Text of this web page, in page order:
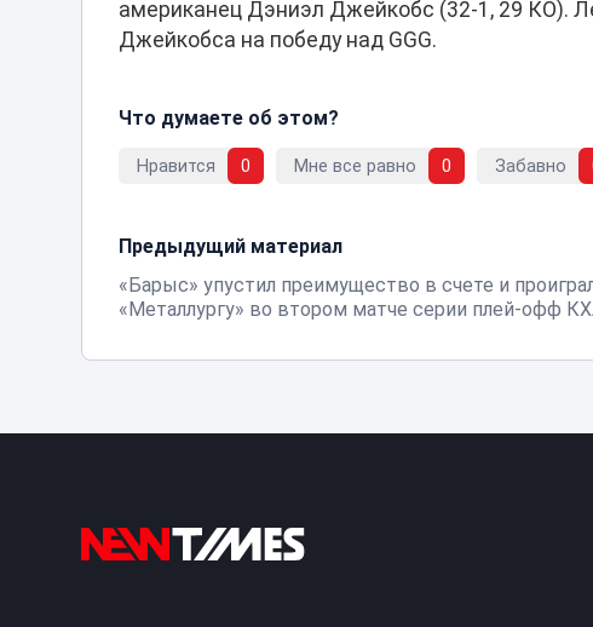
американец Дэниэл Джейкобс (32-1, 29 КО).
Джейкобса на победу над GGG.
Что думаете об этом?
Нравится 0 Мне все равно 0 Забавно
Предыдущий материал
«Барыс» упустил преимущество в счете и
«Металлургу» во втором матче серии плей-офф